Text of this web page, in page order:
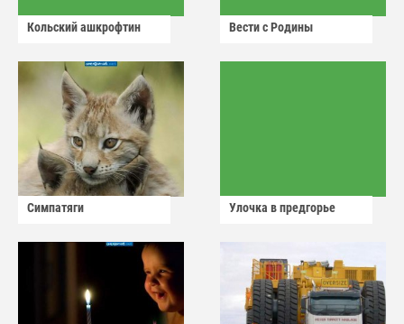
Кольский ашкрофтин Вести с Родины
Симпатяги Улочка в предгорье